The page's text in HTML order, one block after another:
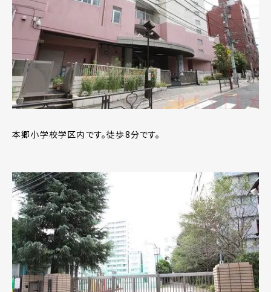
本郷小学校学区内です。徒歩8分です。